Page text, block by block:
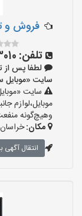
فروش و
تلفن:
لطفا پس از
سایت «موبایل سال»
سایت
موبایل،لوازم
وهیچ‌گونه
مکان:
انتقال آگهی